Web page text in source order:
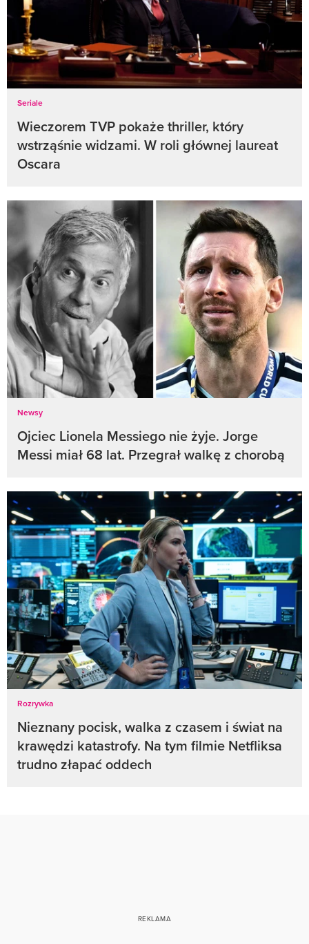
Seriale
Wieczorem TVP pokaże thriller, który
wstrząśnie widzami. W roli głównej laureat
Oscara
Newsy
Ojciec Lionela Messiego nie żyje. Jorge
Messi miał 68 lat. Przegrał walkę z chorobą
Rozrywka
Nieznany pocisk, walka z czasem i świat na
krawędzi katastrofy. Na tym filmie Netfliksa
trudno złapać oddech